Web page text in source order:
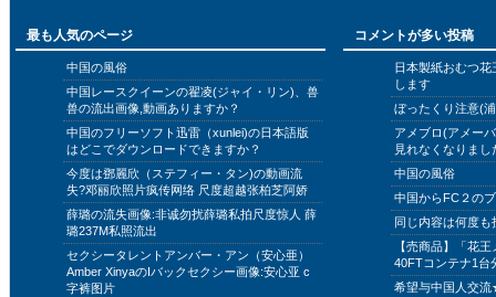
最も人気のページ
中国の風俗
中国レースクイーンの翟凌(ジャイ・リン)、兽
兽の流出画像,動画ありますか？
中国のフリーソフト迅雷（xunlei)の日本語版
はどこでダウンロードできますか？
今度は鄧麗欣（ステフィー・タン)の動画流
失?邓丽欣照片疯传网络 尺度超越张柏芝阿娇
薛璐の流失画像:非诚勿扰薛璐私拍尺度惊人 薛
璐237M私照流出
セクシータレントアンバー・アン（安心亜）
Amber XinyaのIバックセクシー画像:安心亚 c
字裤图片
コメントが多い投稿
日本製紙おむつ
します
ぼったくり注意(
アメブロ(アメー
見れなくなりまし
中国の風俗
中国からFC２の
同じ内容は何度
【売商品】「花
40FTコンテナ1台
希望与中国人交